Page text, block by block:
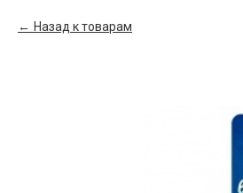
Назад к товарам